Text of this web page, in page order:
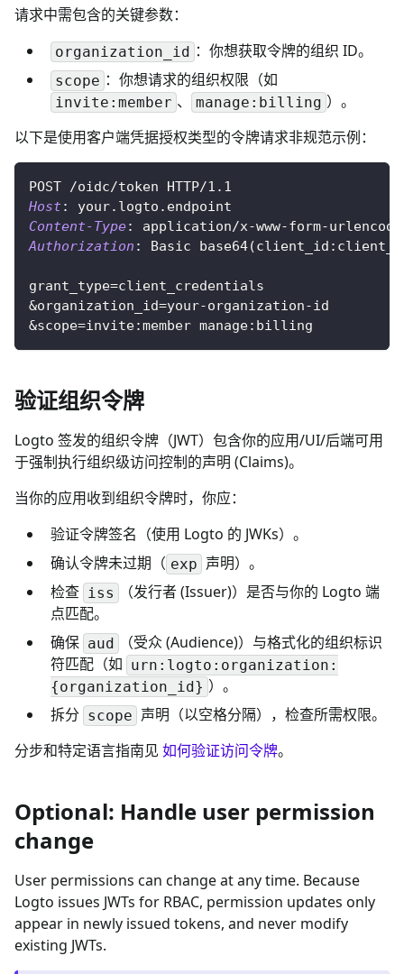
请求中需包含的关键参数：
organization_id ：你想获取令牌的组织 ID。
scope ：你想请求的组织权限（如
invite:member 、 manage:billing ）。
以下是使用客户端凭据授权类型的令牌请求非规范示例：
POST /oidc/token
HTTP/1.1
Host:
your.logto.endpoint
Content-Type:
application/x-www-form-
Authorization : Basic
grant_type=client_credentials
&organization_id=your-organization-id
&scope=invite:member manage:billing
验证组织令牌
Logto 签发的组织令牌（JWT）包含你的应用/UI/后端可用
于强制执行组织级访问控制的声明 (Claims)。
当你的应用收到组织令牌时，你应：
验证令牌签名（使用 Logto 的 JWKs）。
确认令牌未过期（ exp 声明）。
检查 iss
（发行者 (Issuer)）是否与你的 Logto 端
点匹配。
确保 aud
（受众 (Audience)）与格式化的组织标识
符匹配（如 urn:logto:organization:
{organization_id} ）。
拆分 scope 声明（以空格分隔），检查所需权限。
分步和特定语言指南见 如何验证访问令牌。
Optional: Handle user permission
change
User permissions can change at any time. Because
Logto issues JWTs for RBAC, permission updates only
appear in newly issued tokens, and never modify
existing JWTs.